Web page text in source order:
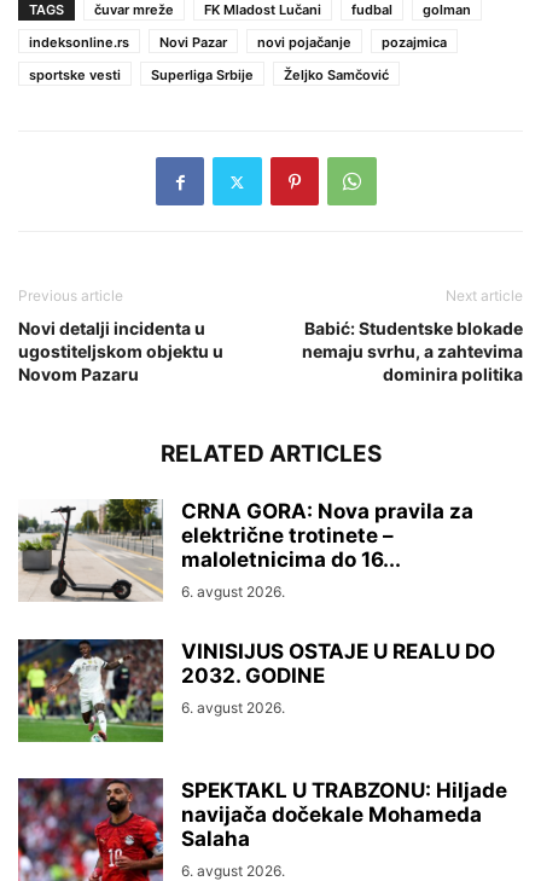
TAGS čuvar mreže FK Mladost Lučani fudbal
golman
indeksonline.rs
Novi Pazar novi pojačanje
pozajmica
sportske vesti
Superliga Srbije Željko Samčović
Previous article
Novi detalji incidenta u
ugostiteljskom objektu u
Novom Pazaru
Next article
Babić: Studentske blokade
nemaju svrhu, a zahtevima
dominira politika
RELATED ARTICLES
CRNA GORA: Nova pravila za
električne trotinete –
maloletnicima do 16...
6. avgust 2026.
VINISIJUS OSTAJE U REALU DO
2032. GODINE
6. avgust 2026.
SPEKTAKL U TRABZONU: Hiljade
navijača dočekale Mohameda
Salaha
6. avgust 2026.